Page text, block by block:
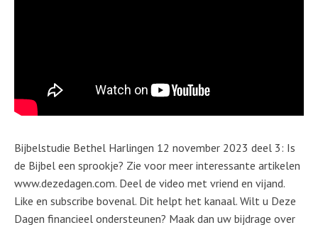
Bijbelstudie Bethel Harlingen 12 november 2023 deel 3: Is
de Bijbel een sprookje? Zie voor meer interessante artikelen
www.dezedagen.com. Deel de video met vriend en vijand.
Like en subscribe bovenal. Dit helpt het kanaal. Wilt u Deze
Dagen financieel ondersteunen? Maak dan uw bijdrage over